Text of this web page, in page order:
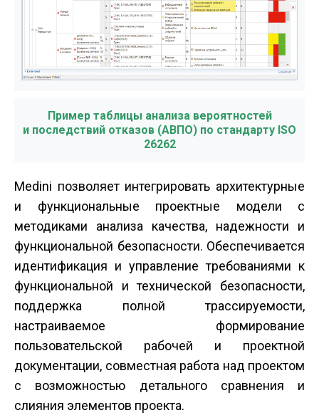
Пример таблицы анализа вероятностей
и последствий отказов (АВПО) по стандарту ISO
26262
Medini позволяет интегрировать архитектурные
и функциональные проектные модели с
методиками анализа качества, надежности и
функциональной безопасности. Обеспечивается
идентификация и управление требованиями к
функциональной и технической безопасности,
поддержка полной трассируемости,
настраиваемое формирование
пользовательской рабочей и проектной
документации, совместная работа над проектом
с возможностью детального сравнения и
слияния элементов проекта.